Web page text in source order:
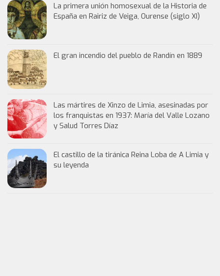
La primera unión homosexual de la Historia de
España en Rairiz de Veiga, Ourense (siglo XI)
El gran incendio del pueblo de Randín en 1889
Las mártires de Xinzo de Limia, asesinadas por
los franquistas en 1937: María del Valle Lozano
y Salud Torres Díaz
El castillo de la tiránica Reina Loba de A Limia y
su leyenda